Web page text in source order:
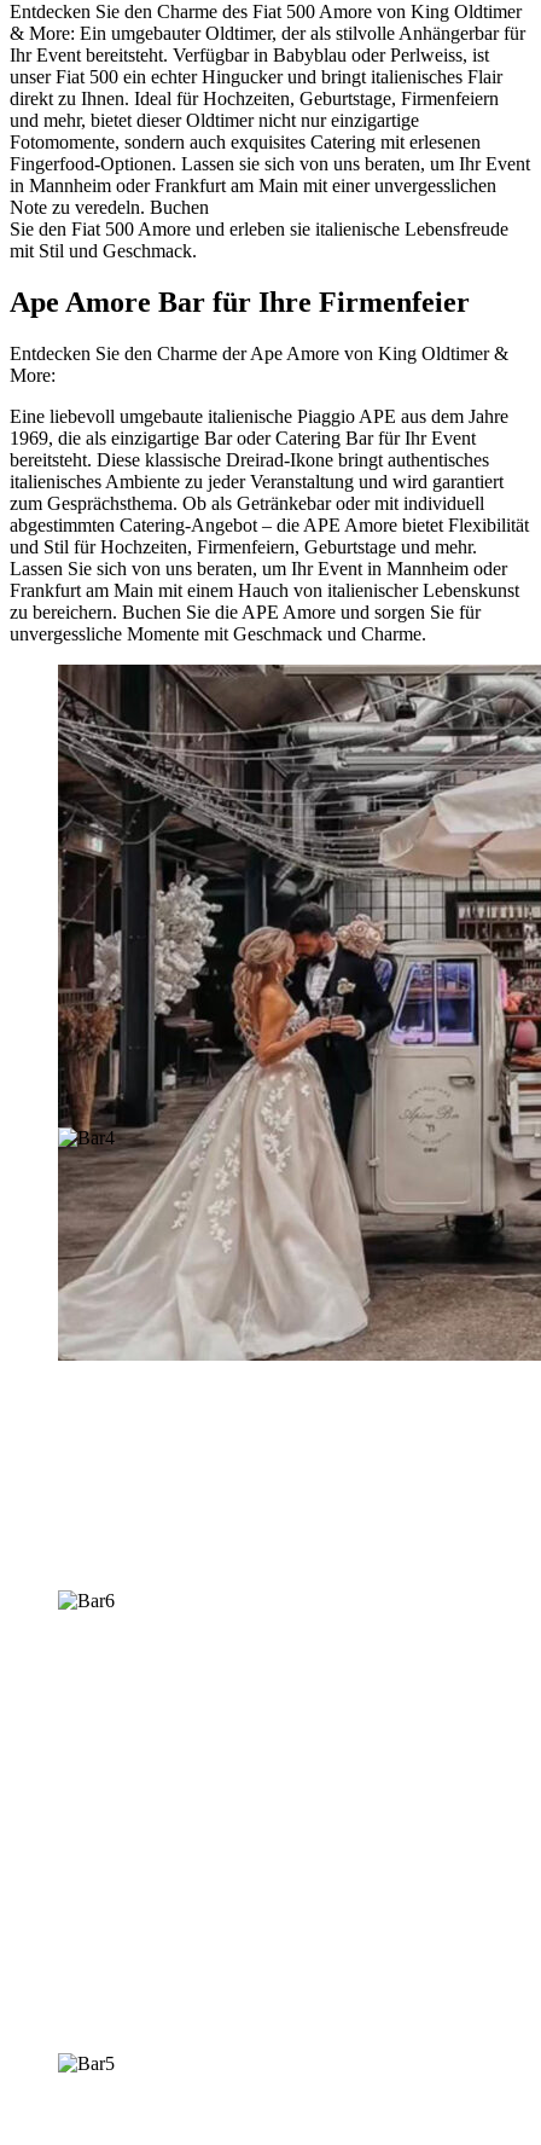
Entdecken Sie den Charme des Fiat 500 Amore von King Oldtimer
& More: Ein umgebauter Oldtimer, der als stilvolle Anhängerbar für
Ihr Event bereitsteht. Verfügbar in Babyblau oder Perlweiss, ist
unser Fiat 500 ein echter Hingucker und bringt italienisches Flair
direkt zu Ihnen. Ideal für Hochzeiten, Geburtstage, Firmenfeiern
und mehr, bietet dieser Oldtimer nicht nur einzigartige
Fotomomente, sondern auch exquisites Catering mit erlesenen
Fingerfood-Optionen. Lassen sie sich von uns beraten, um Ihr Event
in Mannheim oder Frankfurt am Main mit einer unvergesslichen
Note zu veredeln. Buchen
Sie den Fiat 500 Amore und erleben sie italienische Lebensfreude
mit Stil und Geschmack.
Ape Amore Bar für Ihre Firmenfeier
Entdecken Sie den Charme der Ape Amore von King Oldtimer &
More:
Eine liebevoll umgebaute italienische Piaggio APE aus dem Jahre
1969, die als einzigartige Bar oder Catering Bar für Ihr Event
bereitsteht. Diese klassische Dreirad-Ikone bringt authentisches
italienisches Ambiente zu jeder Veranstaltung und wird garantiert
zum Gesprächsthema. Ob als Getränkebar oder mit individuell
abgestimmten Catering-Angebot – die APE Amore bietet Flexibilität
und Stil für Hochzeiten, Firmenfeiern, Geburtstage und mehr.
Lassen Sie sich von uns beraten, um Ihr Event in Mannheim oder
Frankfurt am Main mit einem Hauch von italienischer Lebenskunst
zu bereichern. Buchen Sie die APE Amore und sorgen Sie für
unvergessliche Momente mit Geschmack und Charme.